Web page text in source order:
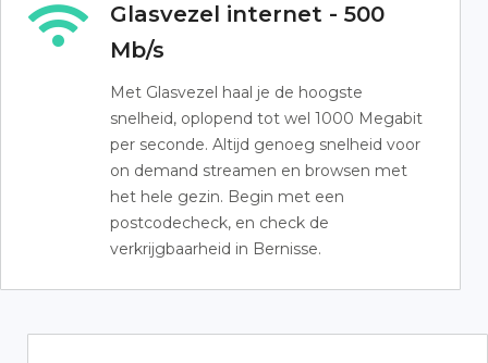
Glasvezel internet - 500
Mb/s
Met Glasvezel haal je de hoogste
snelheid, oplopend tot wel 1000 Megabit
per seconde. Altijd genoeg snelheid voor
on demand streamen en browsen met
het hele gezin. Begin met een
postcodecheck, en check de
verkrijgbaarheid in Bernisse.